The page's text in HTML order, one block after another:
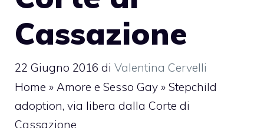
Cassazione
22 Giugno 2016 di Valentina Cervelli
Home » Amore e Sesso Gay » Stepchild
adoption, via libera dalla Corte di
Cassazione